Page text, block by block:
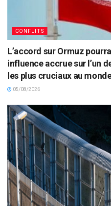
CONFLITS
L’accord sur Ormuz
influence accrue sur l’un
les plus cruciaux au
05/08/2026